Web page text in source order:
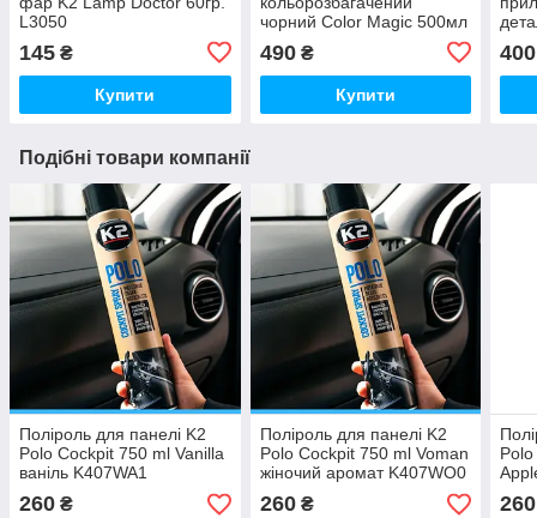
L3050
145 ₴
Купити
чорний Color Magic 500мл
490₴
Купити
400
Подібні товари компанії
Поліроль для панелі K2
Polo Cockpit 750 ml Vanilla
ваніль K407WA1
260 ₴
Поліроль для панелі K2
Polo Cockpit 750 ml Voman
жіночий аромат K407WO0
260₴ 260